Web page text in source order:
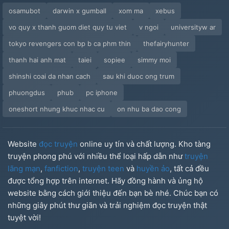
37, Dũng Cảm Quá Đê
39, Núp Lùm Cây
41, Thanh Lâu (2)
43, Cẩu Huyết (3)
44, Một Số Câu Thoại Kinh Điển (1)
45, Cẩu Huyết (4)
46, Cẩu Huyết (5)
osamubot darwin x gumball xom ma
xebus
vo quy x thanh guom diet quy tu viet
v ngoi
universityw ar
tokyo revengers con bp b ca phm thin
thefairyhunter
thanh hai anh mat
taiei sopiee
simmy moi
shinshi coai da nhan cach
sau khi duoc ong trum
phuongdus
phub
pc iphone
oneshort nhung khuc nhac cu
on nhu ba dao cong
Website đọc truyện online uy tín và chất lượng. Kho tàng
truyện phong phú với nhiều thể loại hấp dẫn nhưtruyện
lãng mạn, fanfiction, truyện teen và huyền ảo, tất cả đều
được tổng hợp trên internet. Hãy đồng hành và ủng hộ
website bằng cách giới thiệu đến bạn bè nhé. Chúc bạn có
những giây phút thư giãn và trải nghiệm đọc truyện thật
tuyệt vời!